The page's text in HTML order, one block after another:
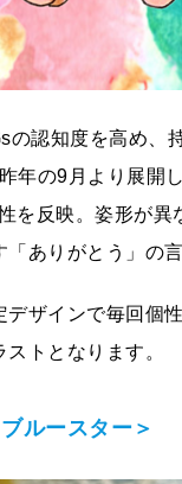
認知度を高め、
年の9月より展開
を反映。姿形が
ありがとう」の
デザインで毎回個
トとなります。
ルースター＞